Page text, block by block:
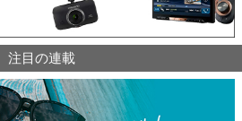
注目の連載